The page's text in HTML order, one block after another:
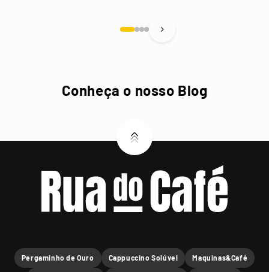
Conheça o nosso Blog
Pergaminho de Ouro Cappuccino Solúvel Maquinas&Café